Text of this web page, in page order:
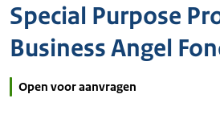
Special Purpose
Business Angel
Open voor aanvragen